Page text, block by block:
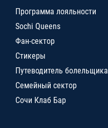
Программа лояльности
Sochi Queens
Фан-сектор
Стикеры
Путеводитель болельщика
Семейный сектор
Сочи Клаб Бар